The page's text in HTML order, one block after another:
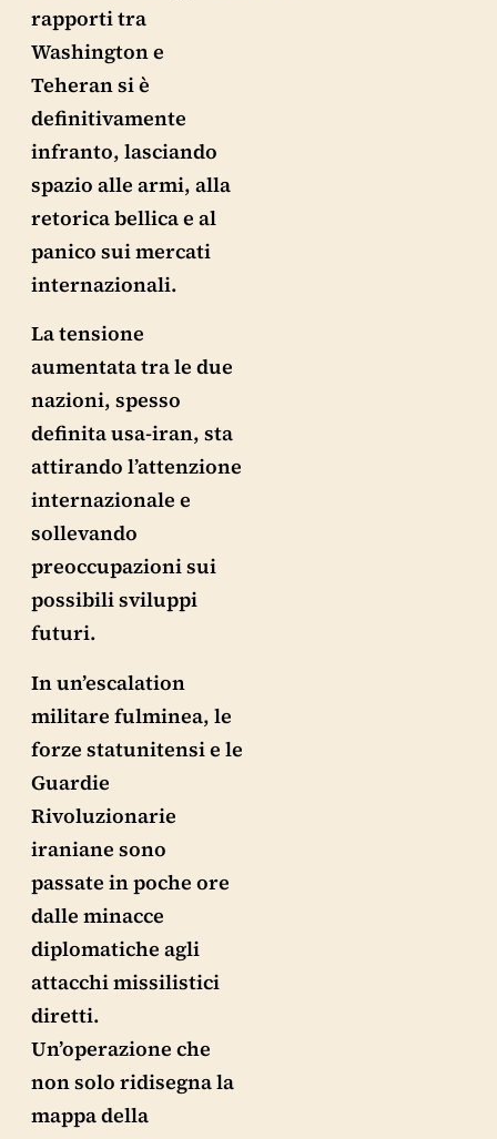
rapporti tra
Washington e
Teheran si è
definitivamente
infranto, lasciando
spazio alle armi, alla
retorica bellica e al
panico sui mercati
internazionali.
La tensione
aumentata tra le due
nazioni, spesso
definita usa-iran, sta
attirando l’attenzione
internazionale e
sollevando
preoccupazioni sui
possibili sviluppi
futuri.
In un’escalation
militare fulminea, le
forze statunitensi e le
Guardie
Rivoluzionarie
iraniane sono
passate in poche ore
dalle minacce
diplomatiche agli
attacchi missilistici
diretti.
Un’operazione che
non solo ridisegna la
mappa della